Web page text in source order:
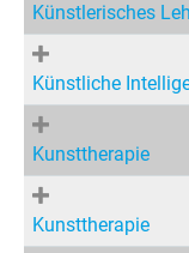
Künstlerisches
Künstliche
Kunsttherapie
Kunsttherapie